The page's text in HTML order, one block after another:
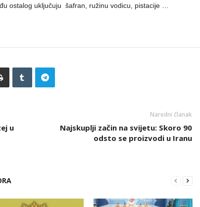
ostalog uključuju šafran, ružinu vodicu, pistacije …
u
Naredni članak
Najskuplji začin na svijetu: Skoro 90
odsto se proizvodi u Iranu